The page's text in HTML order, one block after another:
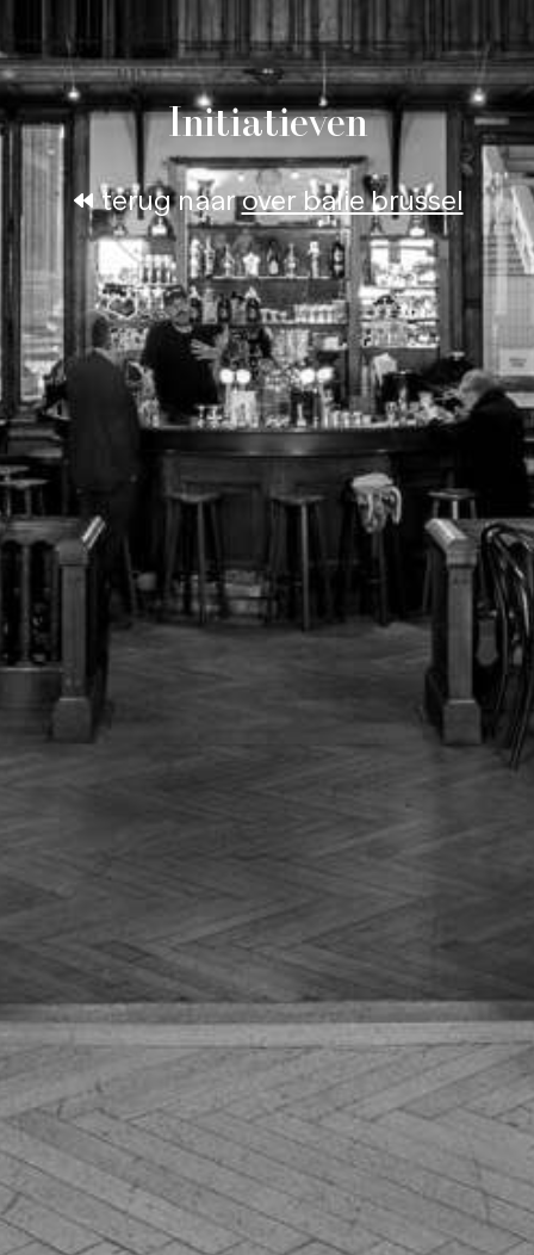
Initiatieven
terug naarover balie brussel